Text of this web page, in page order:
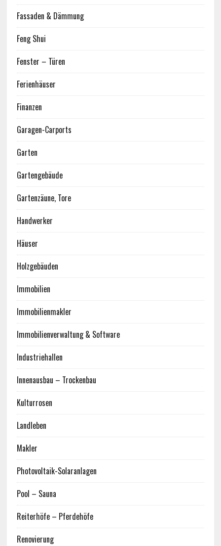
Fassaden & Dämmung
Feng Shui
Fenster – Türen
Ferienhäuser
Finanzen
Garagen-Carports
Garten
Gartengebäude
Gartenzäune, Tore
Handwerker
Häuser
Holzgebäuden
Immobilien
Immobilienmakler
Immobilienverwaltung & Software
Industriehallen
Innenausbau – Trockenbau
Kulturrosen
Landleben
Makler
Photovoltaik-Solaranlagen
Pool – Sauna
Reiterhöfe – Pferdehöfe
Renovierung